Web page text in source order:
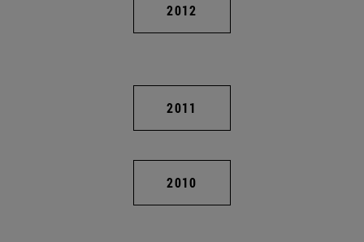
2012
2011
2010